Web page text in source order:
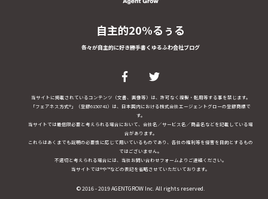
自主的20%るぅる
各々が自主的に好き勝手書くゆるふわ会社ブログ
当サイトに掲載されているコンテンツ（文書、画像等）は、許可なく複製・転用等する事を禁じます。
「フェアネス方式®」（登録6150741）は、日本国内における株式会社エージェントグローの登録商標で
す。
当サイトでは最低限必要と考えられる場合において、会社名／サービス名／商品名などを記載している場
合があります。
これらはあくまでも説明の必要性に応じて用いているものであり、各社の権利等を侵害を目的とするもの
ではございません。
不適切と考えられる場合には、当社お問い合わせフォームよりご連絡ください。
当サイトでは®や™などの表記を省略させていただいております。
© 2016 - 2019 AGENTGROW Inc. All rights reserved.